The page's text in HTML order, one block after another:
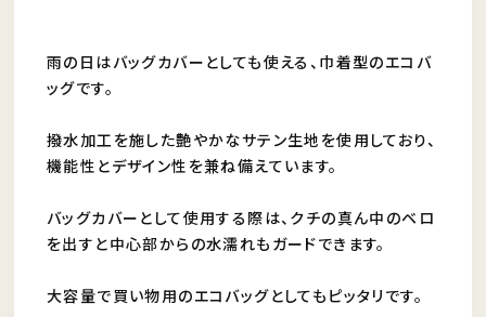
雨の日はバッグカバーとしても使える、巾着型のエコバ
ッグです。
撥水加工を施した艶やかなサテン生地を使用しており、
機能性とデザイン性を兼ね備えています。
バッグカバーとして使用する際は、クチの真ん中のベロ
を出すと中心部からの水濡れもガードできます。
大容量で買い物用のエコバッグとしてもピッタリです。